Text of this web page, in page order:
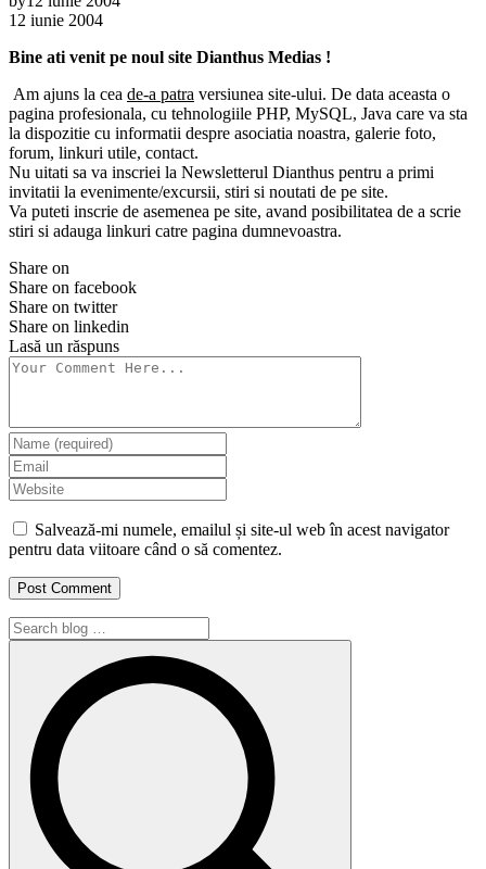
12 iunie 2004
Bine ati venit pe noul site Dianthus Medias !
Am ajuns la cea de-a patra versiunea site-ului. De data aceasta o
pagina profesionala, cu tehnologiile PHP, MySQL, Java care va sta
la dispozitie cu informatii despre asociatia noastra, galerie foto,
forum, linkuri utile, contact.
Nu uitati sa va inscriei la Newsletterul Dianthus pentru a primi
invitatii la evenimente/excursii, stiri si noutati de pe site.
Va puteti inscrie de asemenea pe site, avand posibilitatea de a scrie
stiri si adauga linkuri catre pagina dumnevoastra.
Share on
Share on facebook
Share on twitter
Share on linkedin
Lasă un răspuns
Salvează-mi numele, emailul și site-ul web în acest navigator
pentru data viitoare când o să comentez.